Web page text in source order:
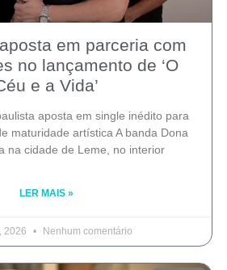
em parceria com
no lançamento de ‘O
e a Vida’
aposta em single inédito para
maturidade artística A banda Dona
na cidade de Leme, no interior
LER MAIS »
2026 Nenhum comentário